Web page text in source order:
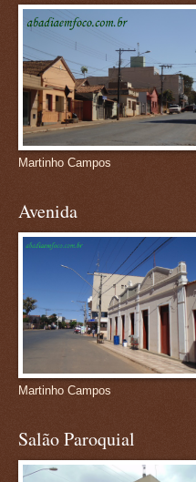
Martinho Campos
Avenida
Martinho Campos
Salão Paroquial